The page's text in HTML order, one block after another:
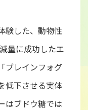
験した、動物性
量に成功したエ
ブレインフォグ
低下させる実体
はブドウ糖では